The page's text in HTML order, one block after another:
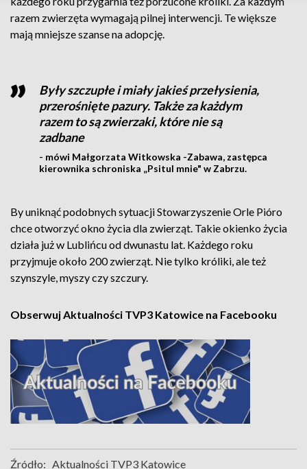
razem zwierzęta wymagają pilnej interwencji. Te większe
mają mniejsze szanse na adopcję.
Były szczupłe i miały jakieś przełysienia,
przerośnięte pazury. Także za każdym
razem to są zwierzaki, które nie są
zadbane
- mówi Małgorzata Witkowska -Zabawa, zastępca
kierownika schroniska „Psitul mnie" w Zabrzu.
By uniknąć podobnych sytuacji Stowarzyszenie Orle Pióro
chce otworzyć okno życia dla zwierząt. Takie okienko życia
działa już w Lublińcu od dwunastu lat. Każdego roku
przyjmuje około 200 zwierząt. Nie tylko króliki, ale też
szynszyle, myszy czy szczury.
Obserwuj Aktualności TVP3 Katowice na Facebooku
Źródło: Aktualności TVP3 Katowice